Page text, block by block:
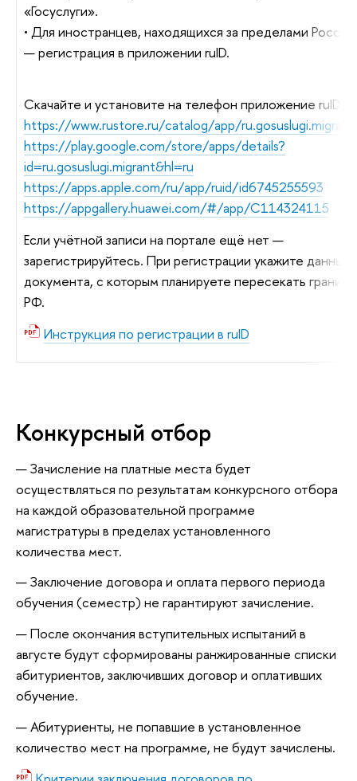
«Госуслуги».
• Для иностранцев, находящихся за пределами России,
— регистрация в приложении ruID.
Скачайте и установите на телефон приложение ruID:
https://www.rustore.ru/catalog/app/ru.gosuslugi.migrant
https://play.google.com/store/apps/details?
id=ru.gosuslugi.migrant&hl=ru
https://apps.apple.com/ru/app/ruid/id6745255593
https://appgallery.huawei.com/#/app/C114324115
Если учётной записи на портале ещё нет —
зарегистрируйтесь. При регистрации укажите данные
документа, с которым планируете пересекать границу
РФ.
Инструкция по регистрации в ruID
Конкурсный отбор
Зачисление на платные места будет
осуществляться по результатам конкурсного отбора
на каждой образовательной программе
магистратуры в пределах установленного
количества мест.
Заключение договора и оплата первого периода
обучения (семестр) не гарантируют зачисление.
После окончания вступительных испытаний в
августе будут сформированы ранжированные списки
абитуриентов, заключивших договор и оплативших
обучение.
Абитуриенты, не попавшие в установленное
количество мест на программе, не будут зачислены.